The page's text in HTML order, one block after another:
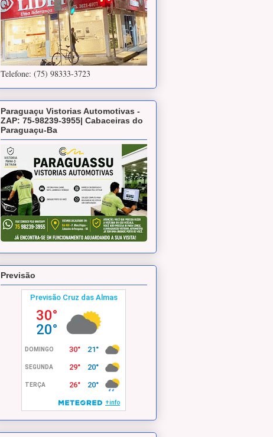
Telefone: (75) 98333-3723
Paraguaçu Vistorias Automotivas -
ZAP: 75-98239-3955| Cabaceiras do
Paraguaçu-Ba
Previsão